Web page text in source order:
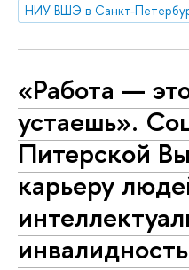
НИУ ВШЭ в Санкт-
«Работа —
устаешь».
Питерской
карьеру